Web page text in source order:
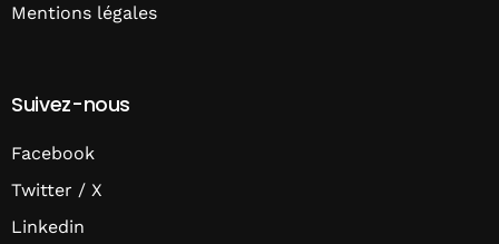
Mentions légales
Suivez-nous
Facebook
Twitter / X
Linkedin